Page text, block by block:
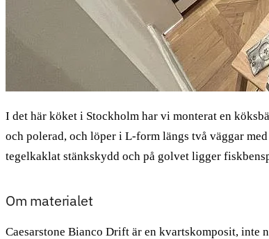
I det här köket i Stockholm har vi monterat en
och polerad, och löper i L-form längs två väggar
tegelkaklat stänkskydd och på golvet ligger
Om materialet
Caesarstone Bianco Drift är en kvartskomposit, inte